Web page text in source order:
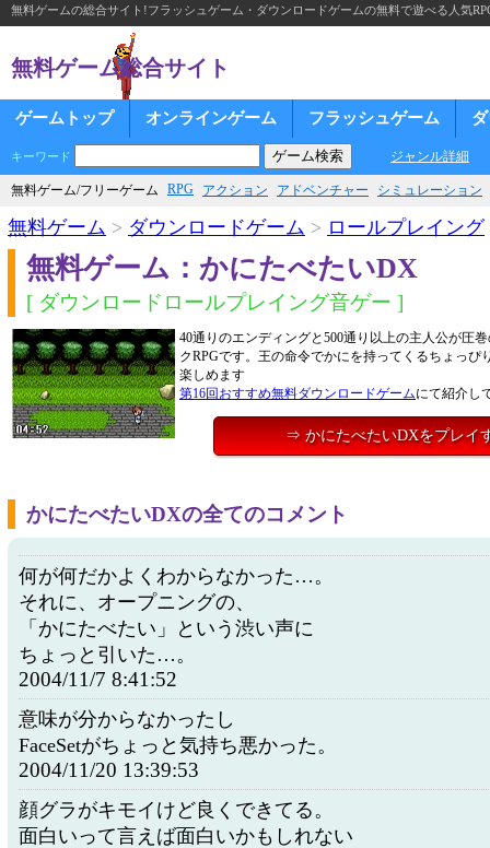
無料ゲームの総合サイト!フラッシュゲーム・ダウンロードゲームの無料で遊べる人気
無料ゲーム総合サイト
ゲームトップ オンラインゲーム フラッシュゲーム
キーワード ジャンル詳細
無料ゲーム/フリーゲーム RPG アクション アドベンチャー シミュレーション
無料ゲーム > ダウンロードゲーム > ロールプレイング
無料ゲーム：かにたべたいDX
[ ダウンロードロールプレイング音ゲー ]
40通りのエンディングと500通り以上の主人公が圧
クRPGです。王の命令でかにを持ってくるちょっぴ
楽しめます
第16回おすすめ無料ダウンロードゲームにて紹介し
⇒ かにたべたいDXをプレイ
かにたべたいDXの全てのコメント
何が何だかよくわからなかった…。
それに、オープニングの、
「かにたべたい」という渋い声に
ちょっと引いた…。
2004/11/7 8:41:52
意味が分からなかったし
FaceSetがちょっと気持ち悪かった。
2004/11/20 13:39:53
顔グラがキモイけど良くできてる。
面白いって言えば面白いかもしれない